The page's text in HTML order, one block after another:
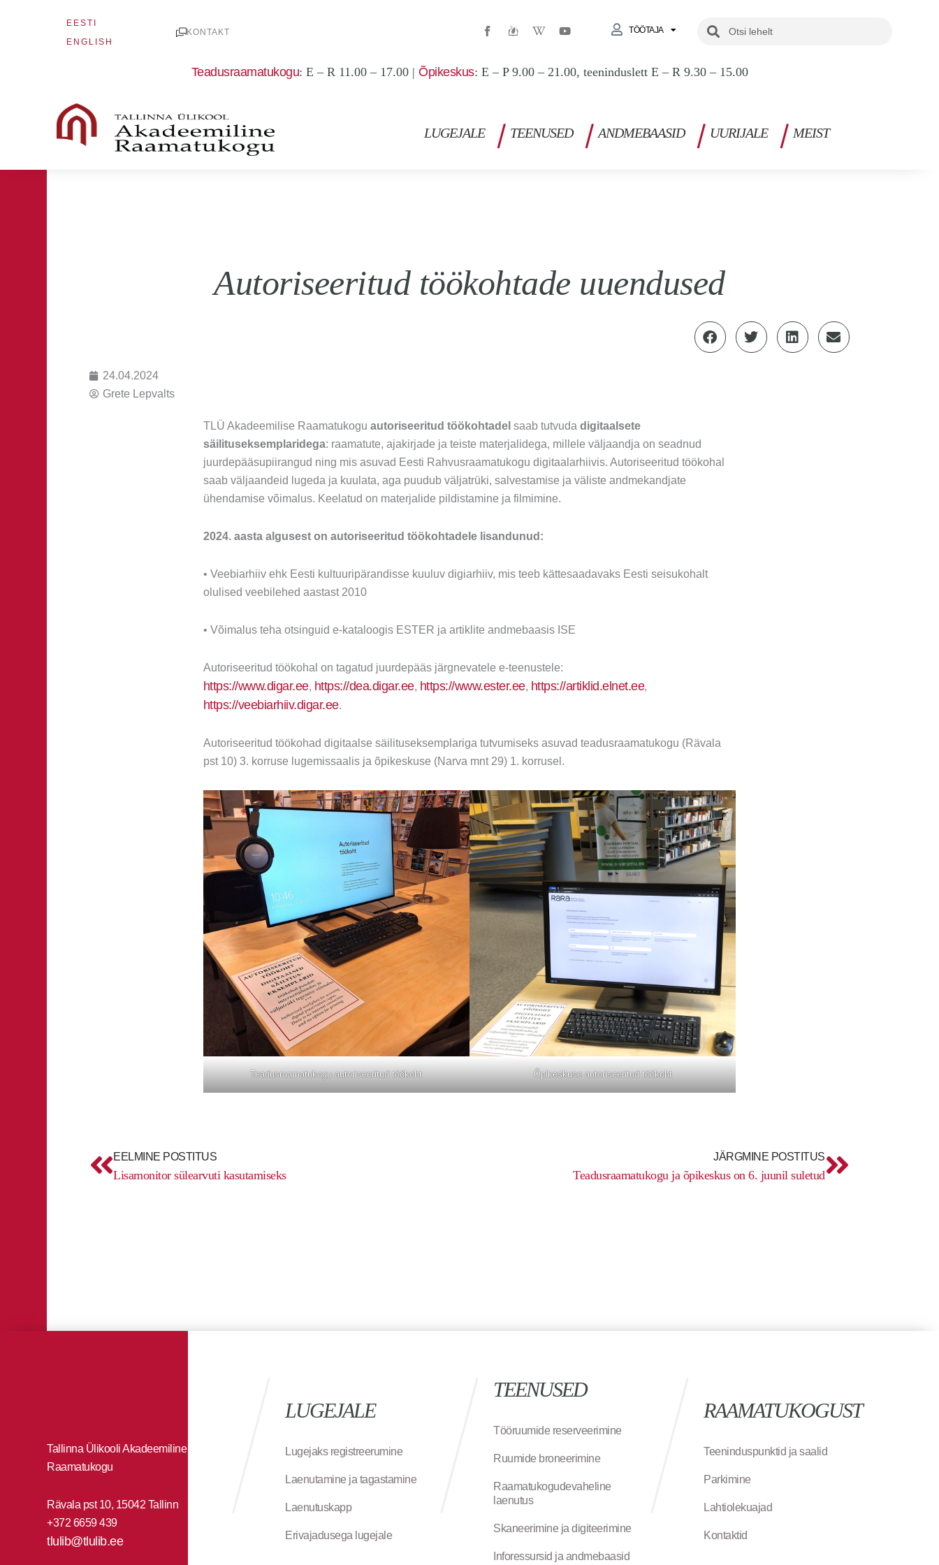
EESTI
ENGLISH
KONTAKT
W
i
e
w
Y
o
u
b
TÖÖTAJA SearchSearch
Teadusraamatukogu: E – R 11.00 – 17.00 | Õpikeskus: E – P 9.00 – 21.00, teeninduslett E – R 9.30 – 15.00
LUGEJALE TEENUSED ANDMEBAASID UURIJALE MEIST
Autoriseeritud töökohtade uuendused
24.04.2024
Grete Lepvalts
TLÜ Akadeemilise Raamatukogu autoriseeritud töökohtadel saab tutvuda digitaalsete
säilituseksemplaridega: raamatute, ajakirjade ja teiste materjalidega, millele väljaandja on seadnud
juurdepääsupiirangud ning mis asuvad Eesti Rahvusraamatukogu digitaalarhiivis. Autoriseeritud töökohal
saab väljaandeid lugeda ja kuulata, aga puudub väljatrüki, salvestamise ja väliste andmekandjate
ühendamise võimalus. Keelatud on materjalide pildistamine ja filmimine.
2024. aasta algusest on autoriseeritud töökohtadele lisandunud:
• Veebiarhiiv ehk Eesti kultuuripärandisse kuuluv digiarhiiv, mis teeb kättesaadavaks Eesti seisukohalt
olulised veebilehed aastast 2010
• Võimalus teha otsinguid e-kataloogis ESTER ja artiklite andmebaasis ISE
Autoriseeritud töökohal on tagatud juurdepääs järgnevatele e-teenustele:
https://www.digar.ee, https://dea.digar.ee, https://www.ester.ee, https://artiklid.elnet.ee,
https://veebiarhiiv.digar.ee.
Autoriseeritud töökohad digitaalse säilituseksemplariga tutvumiseks asuvad teadusraamatukogu (Rävala
pst 10) 3. korruse lugemissaalis ja õpikeskuse (Narva mnt 29) 1. korrusel.
Teadusraamatukogu autoriseeritud töökoht Õpikeskuse autoriseeritud töökoht
EELMINE POSTITUS
Lisamonitor sülearvuti kasutamiseks
JÄRGMINE POSTITUS
Teadusraamatukogu ja õpikeskus on 6. juunil suletud
Tallinna Ülikooli Akadeemiline
Raamatukogu
Rävala pst 10, 15042 Tallinn
+372 6659 439
tlulib@tlulib.ee
LUGEJALE
Lugejaks registreerumine
Laenutamine ja tagastamine
Laenutuskapp
Erivajadusega lugejale
TEENUSED
Tööruumide reserveerimine
Ruumide broneerimine
Raamatukogudevaheline
laenutus
Skaneerimine ja digiteerimine
Inforessursid ja andmebaasid
RAAMATUKOGUST
Teeninduspunktid ja saalid
Parkimine
Lahtiolekuajad
Kontaktid